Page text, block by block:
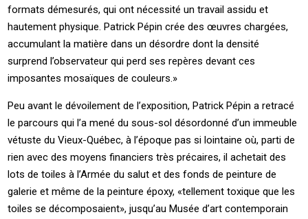
formats démesurés, qui ont nécessité un travail assidu et
hautement physique. Patrick Pépin crée des œuvres chargées,
accumulant la matière dans un désordre dont la densité
surprend l’observateur qui perd ses repères devant ces
imposantes mosaïques de couleurs.»
Peu avant le dévoilement de l’exposition, Patrick Pépin a retracé
le parcours qui l’a mené du sous-sol désordonné d’un immeuble
vétuste du Vieux-Québec, à l’époque pas si lointaine où, parti de
rien avec des moyens financiers très précaires, il achetait des
lots de toiles à l’Armée du salut et des fonds de peinture de
galerie et même de la peinture époxy, «tellement toxique que les
toiles se décomposaient», jusqu’au Musée d’art contemporain